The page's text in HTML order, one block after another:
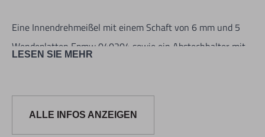
Eine Innendrehmeißel mit einem Schaft von 6 mm und 5
Wendeplatten Epmw 040204 sowie ein Abstechhalter mit
LESEN SIE MEHR
ALLE INFOS ANZEIGEN